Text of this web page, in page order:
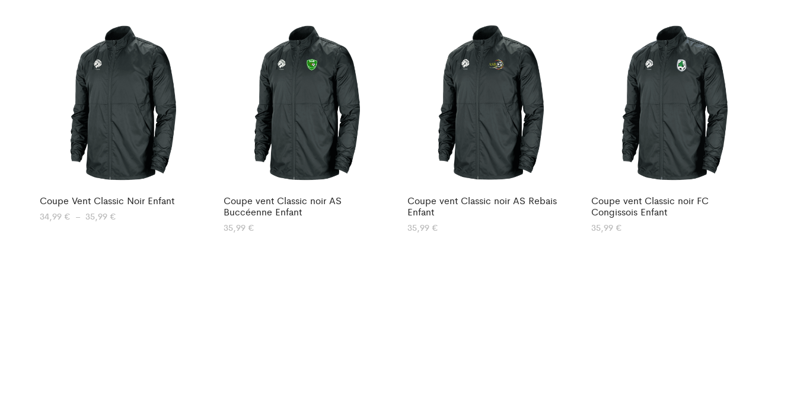
Coupe Vent Classic Noir Enfant
34,99 € – 35,99 €
Coupe vent Classic noir AS
Buccéenne Enfant
35,99 €
Coupe vent Classic noir AS Rebais
Enfant
35,99 €
Coupe vent Classic noir FC
Congissois Enfant
35,99 €